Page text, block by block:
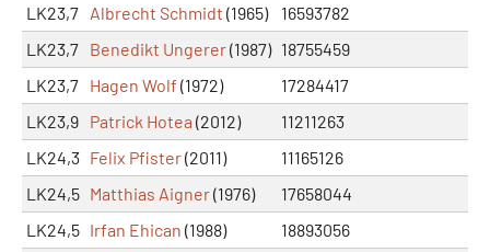
LK23,7 Albrecht Schmidt (1965)
16593782
LK23,7 Benedikt Ungerer(1987) 18755459
LK23,7 Hagen Wolf (1972)
17284417
LK23,9 Patrick Hotea (2012)
11211263
LK24,3 Felix Pfister(2011)
11165126
LK24,5 Matthias Aigner(1976)
17658044
LK24,5 Irfan Ehican (1988)
18893056